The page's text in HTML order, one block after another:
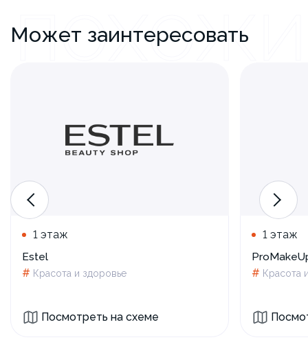
Может заинтересовать
1 этаж
Estel
# Красота и здоровье
Посмотреть на схеме
1 этаж
# Красота